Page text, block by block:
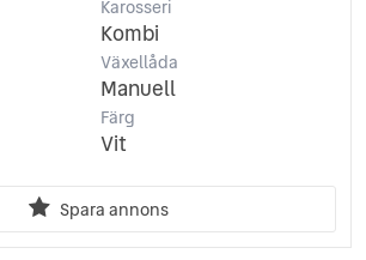
Karosseri
Kombi
Växellåda
Manuell
Färg
Vit
Spara annons